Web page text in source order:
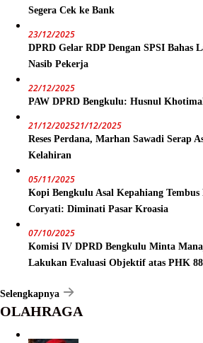
Segera Cek ke Bank
23/12/2025
DPRD Gelar RDP Dengan SPSI Bahas
Nasib Pekerja
22/12/2025
PAW DPRD Bengkulu: Husnul
21/12/202521/12/2025
Reses Perdana, Marhan Sawadi Serap
Kelahiran
05/11/2025
Kopi Bengkulu Asal Kepahiang Tembus
Coryati: Diminati Pasar Kroasia
07/10/2025
Komisi IV DPRD Bengkulu Minta
Lakukan Evaluasi Objektif atas PHK
Selengkapnya
OLAHRAGA